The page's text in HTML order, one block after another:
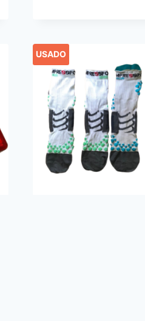
USADO